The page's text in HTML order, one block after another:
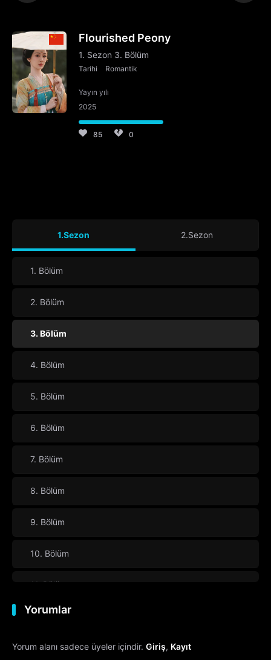
Flourished Peony
1. Sezon 3. Bölüm
Tarihi Romantik
Yayın yılı
2025
85 0
1.Sezon 2.Sezon
1. Bölüm
2. Bölüm
3. Bölüm
4. Bölüm
5. Bölüm
6. Bölüm
7. Bölüm
8. Bölüm
9. Bölüm
10. Bölüm
11. Bölüm
12. Bölüm
13. Bölüm
Yorumlar
Yorum alanı sadece üyeler içindir. Giriş, Kayıt